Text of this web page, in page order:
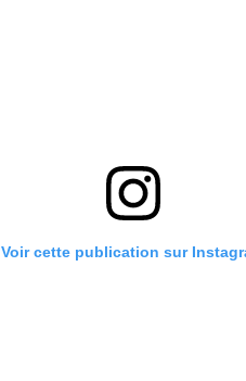
Voir cette publication sur